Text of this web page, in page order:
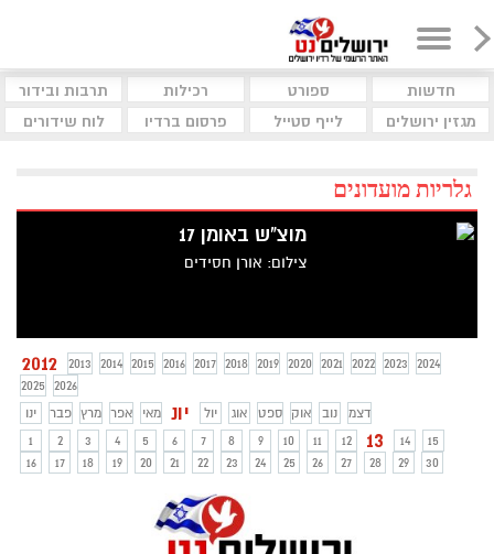
חדשות ספורט רכילות
תרבות ובידור
מגזין ירושלים
לייף סטייל פרסום ברדיו לוח שידורים
גלריות מועדונים
מוצ"ש באומן 17
צילום: אורן חסידים
2012 2013 2014 2015 2016 2017 2018 2019 2020 2021 2022 2023
2024
2025
2026
ינו
פבר מרץ אפר מאי יונ יול אוג ספט אוק נוב
דצמ
1
2 3 4 5 6 7 8 9 10 11 12 13 14
15
16
17 18 19 20 21 22 23 24 25 26 27 28 29 30